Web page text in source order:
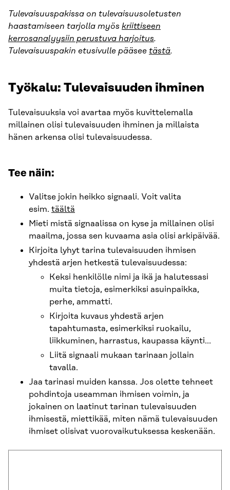
Tulevaisuuspakissa on tulevaisuusoletusten
haastamiseen tarjolla myös kriittiseen
kerrosanalyysiin perustuva harjoitus.
Tulevaisuuspakin etusivulle pääsee tästä.
Työkalu: Tulevaisuuden ihminen
Tulevaisuuksia voi avartaa myös kuvittelemalla
millainen olisi tulevaisuuden ihminen ja millaista
hänen arkensa olisi tulevaisuudessa.
Tee näin:
Valitse jokin heikko signaali. Voit valita
esim. täältä
Mieti mistä signaalissa on kyse ja millainen olisi
maailma, jossa sen kuvaama asia olisi arkipäivää.
Kirjoita lyhyt tarina tulevaisuuden ihmisen
yhdestä arjen hetkestä tulevaisuudessa:
Keksi henkilölle nimi ja ikä ja halutessasi
muita tietoja, esimerkiksi asuinpaikka,
perhe, ammatti.
Kirjoita kuvaus yhdestä arjen
tapahtumasta, esimerkiksi ruokailu,
liikkuminen, harrastus, kaupassa käynti…
Liitä signaali mukaan tarinaan jollain
tavalla.
Jaa tarinasi muiden kanssa. Jos olette tehneet
pohdintoja useamman ihmisen voimin, ja
jokainen on laatinut tarinan tulevaisuuden
ihmisestä, miettikää, miten nämä tulevaisuuden
ihmiset olisivat vuorovaikutuksessa keskenään.